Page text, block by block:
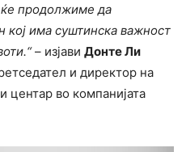
продолжиме да
кој има суштинска важност
– изјави Донте Ли
и директор на
центар во компанијата